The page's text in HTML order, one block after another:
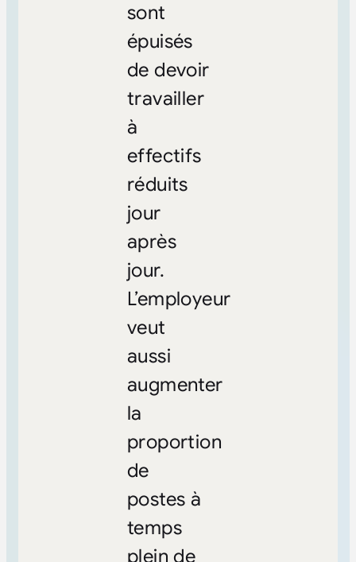
sont
épuisés
de devoir
travailler
à
effectifs
réduits
jour
après
jour.
L’employeur
veut
aussi
augmenter
la
proportion
de
postes à
temps
plein de